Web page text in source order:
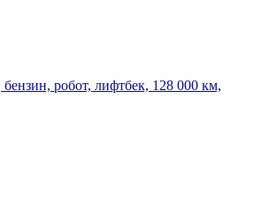
робот, лифтбек, 128 000 км,